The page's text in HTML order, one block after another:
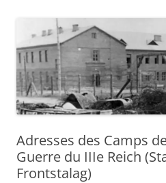
Adresses des Camps
Guerre du IIIe Reich
Frontstalag)